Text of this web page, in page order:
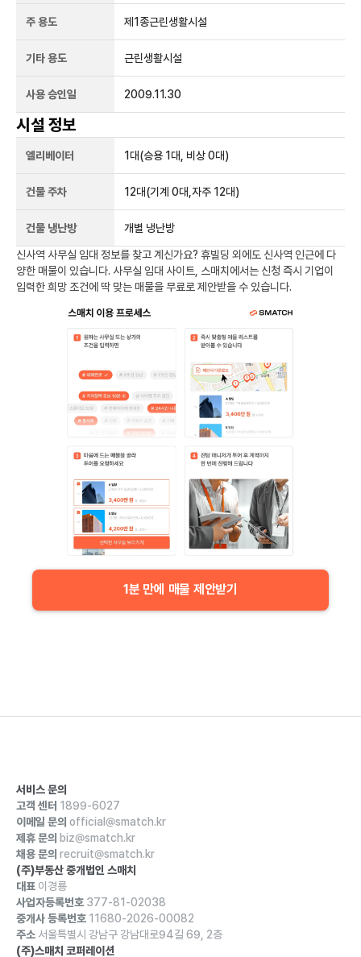
주 용도 제1종근린생활시설
기타 용도 근린생활시설
사용 승인일 2009.11.30
시설 정보
엘리베이터 1 대(승용 1대, 비상 0대)
건물 주차 12대(기계 0대,자주 12대)
건물 냉난방 개별 냉난방
신사역 사무실 임대 정보를 찾고 계신가요? 휴빌딩 외에도 신사역 인근에 다
양한 매물이 있습니다. 사무실 임대 사이트, 스매치에서는 신청 즉시 기업이
입력한 희망 조건에 딱 맞는 매물을 무료로 제안받을 수 있습니다.
1분 만에 매물 제안받기
서비스 문의
고객 센터 1899-6027
이메일 문의 official@smatch.kr
제휴 문의 biz@smatch.kr
채용 문의 recruit@smatch.kr
(주)부동산 중개법인 스매치
대표 이경룡
사업자등록번호 377-81-02038
중개사 등록번호 11680-2026-00082
주소 서울특별시 강남구 강남대로94길 69, 2층
(주)스매치 코퍼레이션